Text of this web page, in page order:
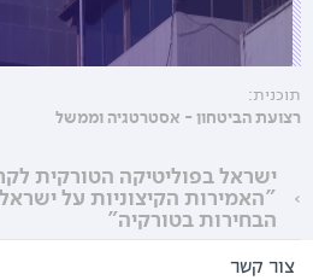
תוכנית:
רצועת הביטחון - אסטרטגיה וממשל
ישראל בפוליטיקה הטורקית
"האמירות הקיצוניות על
הבחירות בטורקיה"
צור קשר